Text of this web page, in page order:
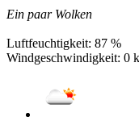
Ein paar Wolken
Luftfeuchtigkeit: 87 %
Windgeschwindigkeit: 0